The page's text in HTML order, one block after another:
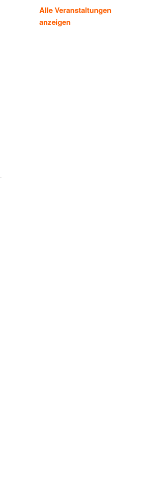
Alle Veranstaltungen
anzeigen